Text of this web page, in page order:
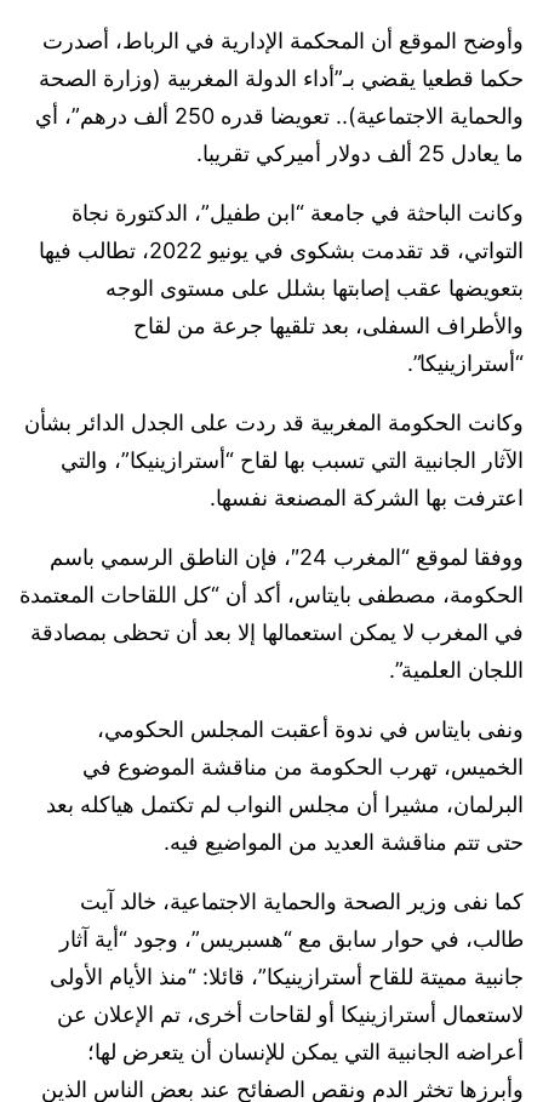
وأوضح الموقع أن المحكمة الإدارية في الرباط، أصدرت
حكما قطعيا يقضي بـ”أداء الدولة المغربية (وزارة الصحة
والحماية الاجتماعية).. تعويضا قدره 250 ألف درهم”، أي
ما يعادل 25 ألف دولار أميركي تقريبا.
وكانت الباحثة في جامعة “ابن طفيل”، الدكتورة نجاة
التواتي، قد تقدمت بشكوى في يونيو 2022، تطالب فيها
بتعويضها عقب إصابتها بشلل على مستوى الوجه
والأطراف السفلى، بعد تلقيها جرعة من لقاح
“أسترازينيكا”.
وكانت الحكومة المغربية قد ردت على الجدل الدائر بشأن
الآثار الجانبية التي تسبب بها لقاح “أسترازينيكا”، والتي
اعترفت بها الشركة المصنعة نفسها.
ووفقا لموقع “المغرب 24″، فإن الناطق الرسمي باسم
الحكومة، مصطفى بايتاس، أكد أن “كل اللقاحات المعتمدة
في المغرب لا يمكن استعمالها إلا بعد أن تحظى بمصادقة
اللجان العلمية”.
ونفى بايتاس في ندوة أعقبت المجلس الحكومي،
الخميس، تهرب الحكومة من مناقشة الموضوع في
البرلمان، مشيرا أن مجلس النواب لم تكتمل هياكله بعد
حتى تتم مناقشة العديد من المواضيع فيه.
كما نفى وزير الصحة والحماية الاجتماعية، خالد آيت
طالب، في حوار سابق مع “هسبريس”، وجود “أية آثار
جانبية مميتة للقاح أسترازينيكا”، قائلا: “منذ الأيام الأولى
لاستعمال أسترازينيكا أو لقاحات أخرى، تم الإعلان عن
أعراضه الجانبية التي يمكن للإنسان أن يتعرض لها؛
وأبرزها تخثر الدم ونقص الصفائح عند بعض الناس الذين